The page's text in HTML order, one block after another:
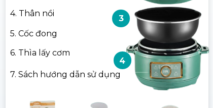
3
4
4. Thân nồi
5. Cốc đong
6. Thìa lấy cơm
7. Sách hướng dẫn sử dụng